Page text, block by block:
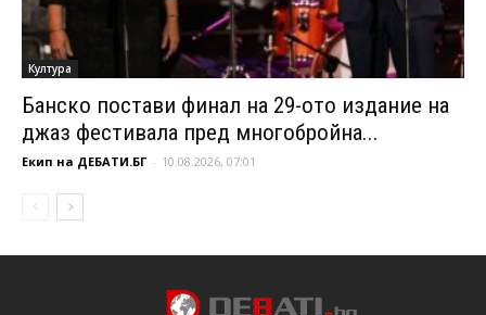
Култура
Банско постави финал на 29-ото издание на
джаз фестивала пред многобройна...
Екип на ДЕБАТИ.БГ - 10.08.2026, 07:01